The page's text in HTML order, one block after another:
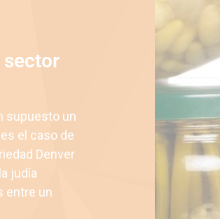
sector
supuesto un
el caso de
Denver
judía
entre un